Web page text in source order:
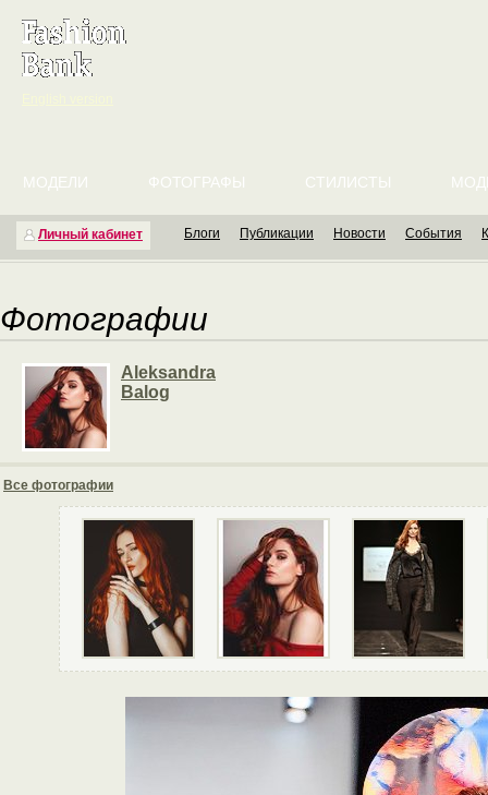
Личный кабинет
МОДЕЛИ ФОТОГРАФЫ СТИЛИСТЫ
Блоги Публикации Новости События
Фотографии
Aleksandra
Balog
Все фотографии